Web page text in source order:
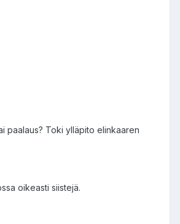
paalaus? Toki ylläpito elinkaaren
oikeasti siistejä.